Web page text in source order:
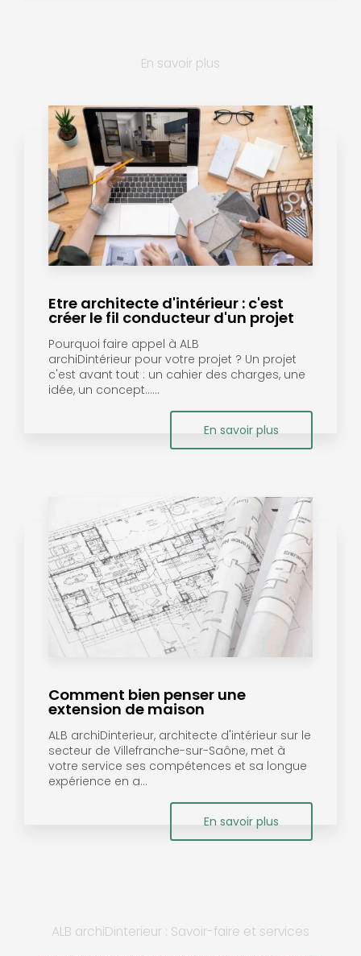
En savoir plus
Etre architecte d'intérieur : c'est
créer le fil conducteur d'un projet
Pourquoi faire appel à ALB
archiDintérieur pour votre projet ? Un projet
c'est avant tout : un cahier des charges, une
idée, un concept......
En savoir plus
Comment bien penser une
extension de maison
ALB archiDinterieur, architecte d'intérieur sur le
secteur de Villefranche-sur-Saône, met à
votre service ses compétences et sa longue
expérience en a...
En savoir plus
ALB archiDinterieur : Savoir-faire et services